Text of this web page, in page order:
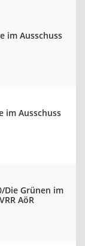
im Ausschuss
im Ausschuss
Die Grünen im
AöR